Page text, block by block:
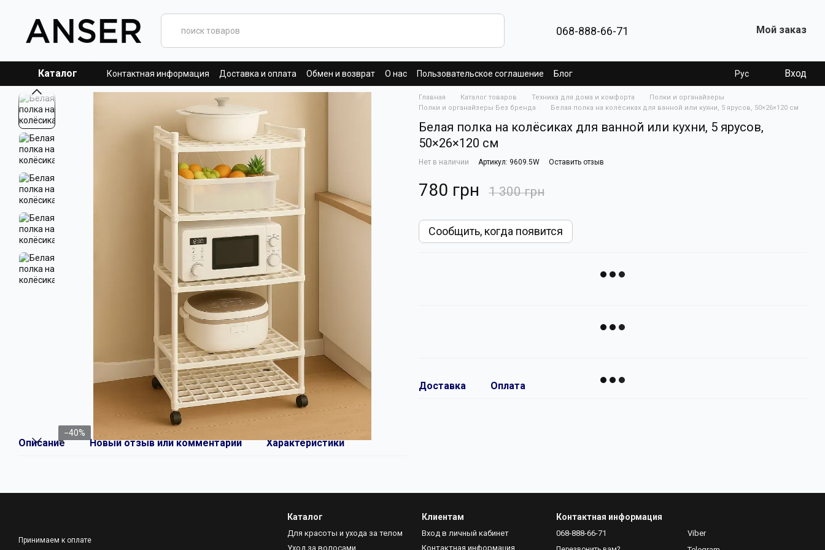
068-888-66-71 Мой заказ
Каталог Контактная информация Доставка и оплата Обмен и возврат О нас Пользовательское соглашение Блог Рус Вход
−40%
Описание Новый отзыв или комментарий Характеристики
Главная Каталог товаров Техника для дома и комфорта
Полки и органайзеры
Полки и органайзеры Без бренда
Белая полка на колёсиках для ванной или кухни, 5 ярусов, 50×26×120 см
Белая полка на колёсиках для ванной или кухни, 5 ярусов,
50×26×120 см
Нет в наличии Артикул: 9609.5W Оставить отзыв
780 грн 1 300 грн
Сообщить, когда появится
Доставка Оплата
Принимаем к оплате
Каталог
Для красоты и ухода за телом
Уход за волосами
Клиентам
Вход в личный кабинет
Контактная информация
Контактная информация
068-888-66-71
Viber